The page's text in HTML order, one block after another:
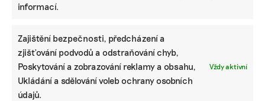
informací.
Zajištění bezpečnosti, předcházení a
zjišťování podvodů a odstraňování chyb,
Poskytování a zobrazování reklamy a obsahu,
Ukládání a sdělování voleb ochrany osobních
údajů.
Vždy aktivní
PRÁCE, KTERÁ ZLEPŠÍ SVĚT
mutualus